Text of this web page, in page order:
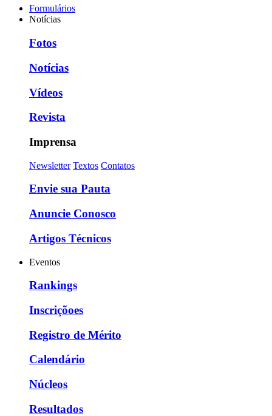
Formulários
Notícias
Fotos
Notícias
Vídeos
Revista
Imprensa
Newsletter Textos Contatos
Envie sua Pauta
Anuncie Conosco
Artigos Técnicos
Eventos
Rankings
Inscriçõoes
Registro de Mérito
Calendário
Núcleos
Resultados